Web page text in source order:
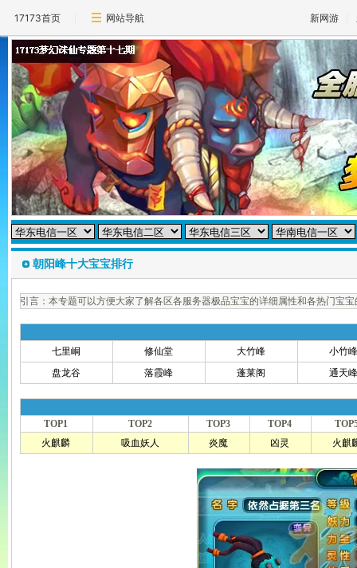
17173首页 网站导航 新网游
朝阳峰十大宝宝排行
引言：本专题可以方便大家了解各区各服务器极品宝宝的详细属性和各热门宝
七里峒 修仙堂 大竹峰
小竹峰
盘龙谷
落霞峰 蓬莱阁 通天峰
TOP1 TOP2 TOP3 TOP4
火麒麟
吸血妖人 炎魔 凶灵 火麒